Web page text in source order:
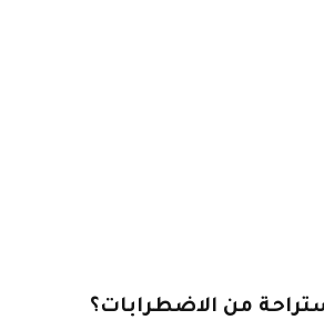
من الاضطرابات؟